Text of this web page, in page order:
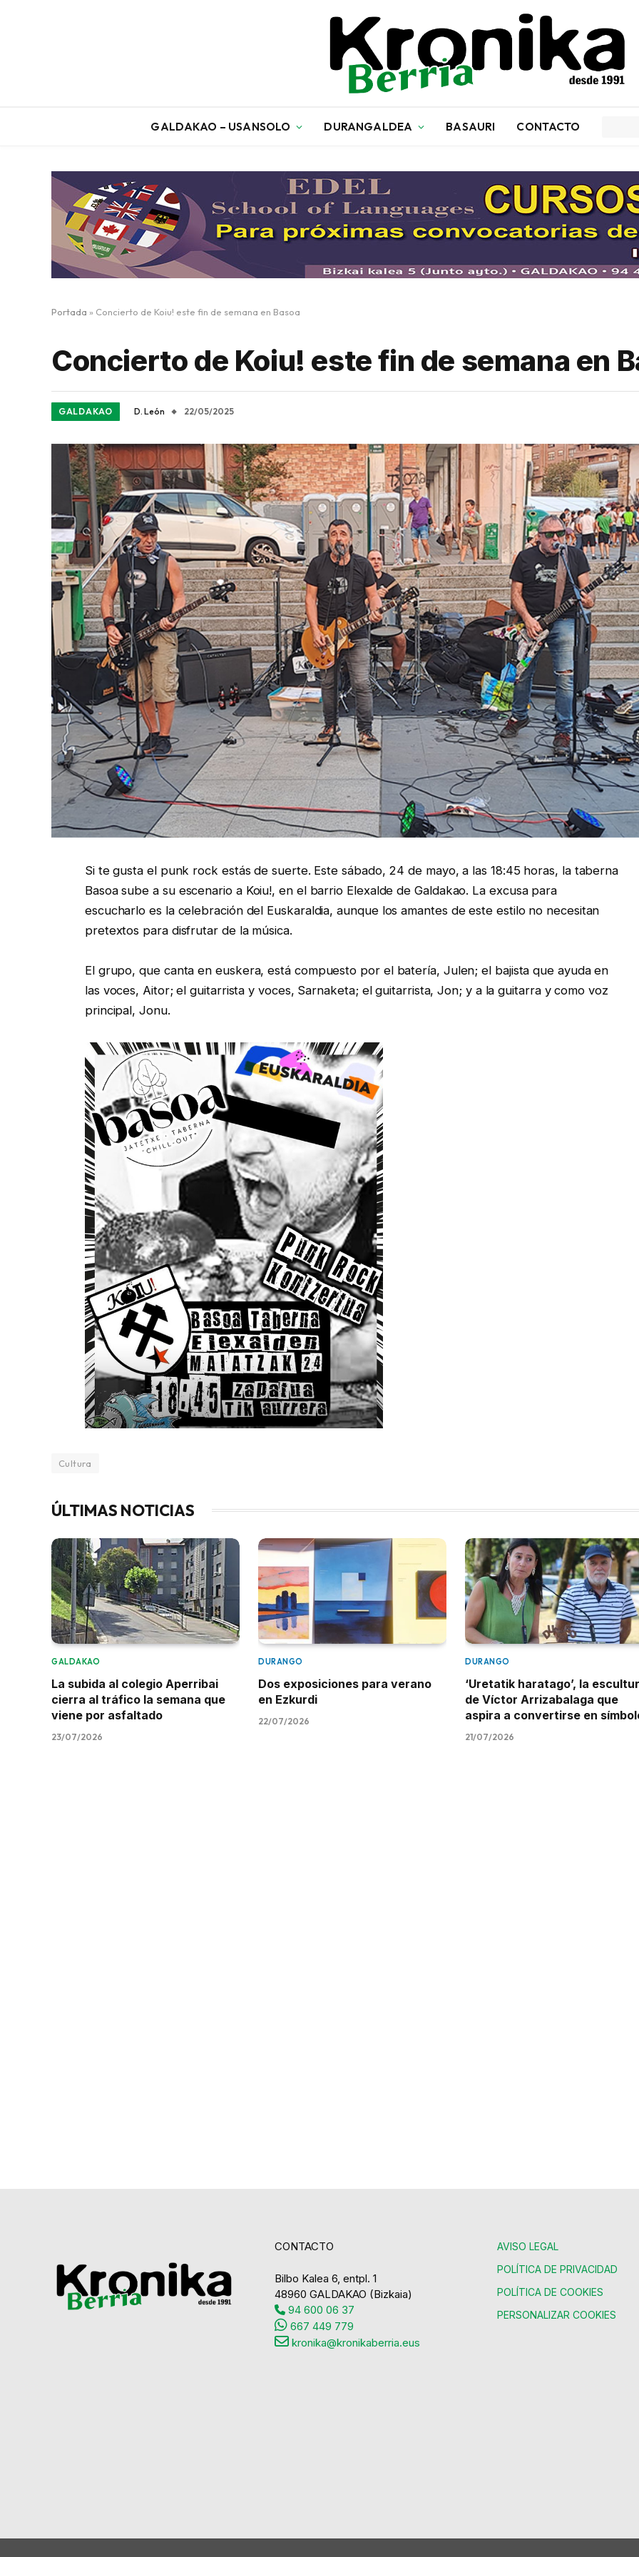
GALDAKAO – USANSOLO DURANGALDEA BASAURI CONTACTO
Portada » Concierto de Koiu! este fin de semana en Basoa
Concierto de Koiu! este fin de semana en
GALDAKAO D. León 22/05/2025
Si te gusta el punk rock estás de suerte. Este sábado, 24 de mayo, a las 18:45 horas, la taberna
Basoa sube a su escenario a Koiu!, en el barrio Elexalde de Galdakao. La excusa para
escucharlo es la celebración del Euskaraldia, aunque los amantes de este estilo no necesitan
pretextos para disfrutar de la música.
El grupo, que canta en euskera, está compuesto por el batería, Julen; el bajista que ayuda en
las voces, Aitor; el guitarrista y voces, Sarnaketa; el guitarrista, Jon; y a la guitarra y como voz
principal, Jonu.
Cultura
ÚLTIMAS NOTICIAS
GALDAKAO
La subida al colegio Aperribai
cierra al tráfico la semana que
viene por asfaltado
23/07/2026
DURANGO
Dos exposiciones para verano
en Ezkurdi
22/07/2026
DURANGO
‘Uretatik haratago’, la
de Víctor Arrizabalaga que
aspira a convertirse en
21/07/2026
CONTACTO
Bilbo Kalea 6, entpl. 1
48960 GALDAKAO (Bizkaia)
94 600 06 37
667 449 779
kronika@kronikaberria.eus
AVISO LEGAL
POLÍTICA DE PRIVACIDAD
POLÍTICA DE COOKIES
PERSONALIZAR COOKIES